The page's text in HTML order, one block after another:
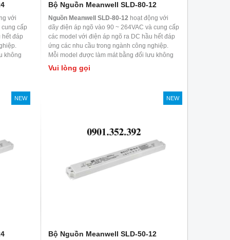
với
cấp
hết đáp
không
động
dụng
Bộ Nguồn Meanwell SLD-80-12
Nguồn Meanwell SLD-80-12hoạt động với
dãy điện áp ngõ vào 90 ~ 264VAC và cung cấp
các model với điện áp ngõ ra DC hầu hết đáp
ứng các nhu cầu trong ngành công nghiệp.
Mỗi model được làm mát bằng đối lưu không
khí, nhiệt độ làm việc lên đến 70
dụng kiểm soát nhà máy hoặc thiết bị tự động
liên quan đến laser, cơ sở đốt cháy, ứng dụng
Vui lòng gọi
NEW NEW
Bộ Nguồn Meanwell SLD-50-12